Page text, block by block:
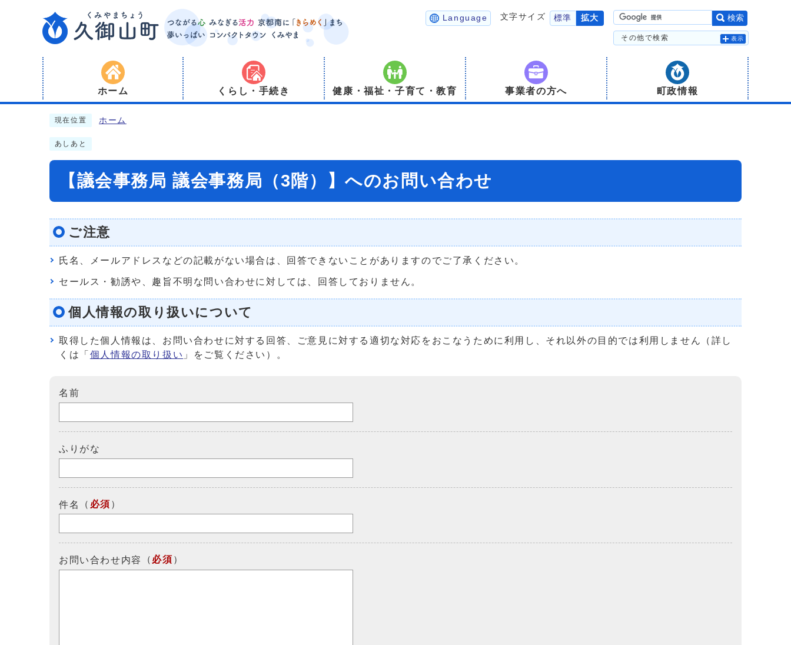
Language 文字サイズ 標準 拡大 検索
その他で検索 表示
ホーム くらし・手続き 健康・福祉・子育て・教育 事業者の方へ 町政情報
現在位置 ホーム
あしあと
【議会事務局 議会事務局（3階）】へのお問い合わせ
ご注意
氏名、メールアドレスなどの記載がない場合は、回答できないことがありますのでご了承ください。
セールス・勧誘や、趣旨不明な問い合わせに対しては、回答しておりません。
個人情報の取り扱いについて
取得した個人情報は、お問い合わせに対する回答、ご意見に対する適切な対応をおこなうために利用し、それ以外の目的では利用しません（詳し
くは「 個人情報の取り扱い 」をご覧ください）。
名前
ふりがな
件名 （ 必須 ）
お問い合わせ内容 （ 必須 ）